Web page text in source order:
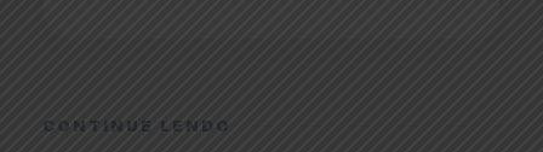
CONTINUE LENDO